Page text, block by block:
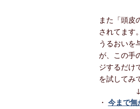
また「頭皮
されてます
うるおいを
が、この手
ジするだけ
を試してみ
↓
・ 今まで無